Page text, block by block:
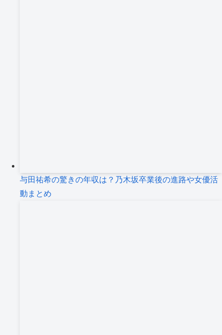
与田祐希の驚きの年収は？乃木坂卒業後の進路や女優活
動まとめ